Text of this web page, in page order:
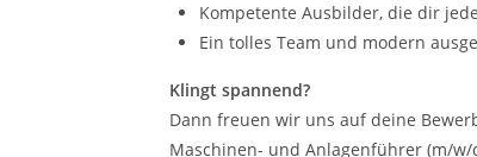
Kompetente Ausbilder, die dir
Ein tolles Team und modern
Klingt spannend?
Dann freuen wir uns auf deine
Maschinen- und Anlagenführer (m/w/